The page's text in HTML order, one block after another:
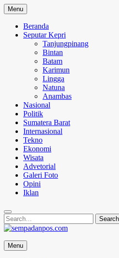
Skip
to
content
Menu
Beranda
Seputar Kepri
Tanjungpinang
Bintan
Batam
Karimun
Lingga
Natuna
Anambas
Nasional
Politik
Sumatera Barat
Internasional
Tekno
Ekonomi
Wisata
Advetorial
Galeri Foto
Opini
Iklan
Search
for:
Search
sempadanpos.com
Menyampaikan Berita Dengan Analisa
Menu